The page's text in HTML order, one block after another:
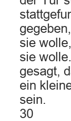
sie
sie
gesagt,
ein
sein.
30